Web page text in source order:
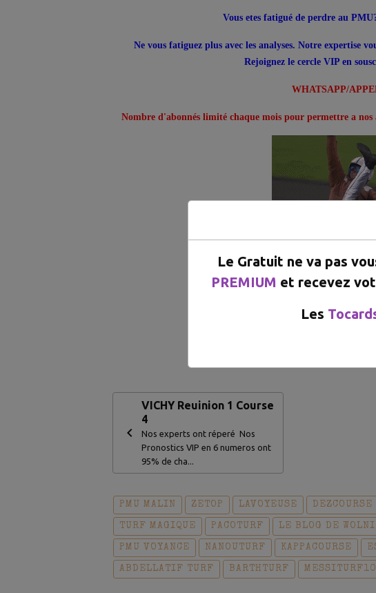
Vous etes fatigué de perdre au
Ne vous fatiguez plus avec les analyses. Notre expertise
Rejoignez le cercle VIP en
WHATSAPP/
Nombre d'abonnés limité chaque mois pour permettre a
Pour voir le pronostic
VICHY Reuinion 1 Course
4
Nos experts ont réperé Nos
Pronostics VIP en 6 numeros ont
95% de cha...
PMU MALIN ZETOP LAVOYEUSE DEZCOURSE
TURF MAGIQUE PACOTURF LE BLOG DE WOLNI
PMU VOYANCE NANOUTURF KAPPACOURSE
ABDELLATIF TURF BARTHTURF MESSITURF10
Le Gratuit ne va pas
PREMIUM et recevez
Les